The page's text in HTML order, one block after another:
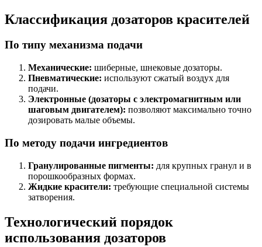
Классификация дозаторов красителей
По типу механизма подачи
Механические: шиберные, шнековые дозаторы.
Пневматические: используют сжатый воздух для
подачи.
Электронные (дозаторы с электромагнитным или
шаговым двигателем): позволяют максимально точно
дозировать малые объемы.
По методу подачи ингредиентов
Гранулированные пигменты: для крупных гранул и в
порошкообразных формах.
Жидкие красители: требующие специальной системы
затворения.
Технологический порядок
использования дозаторов